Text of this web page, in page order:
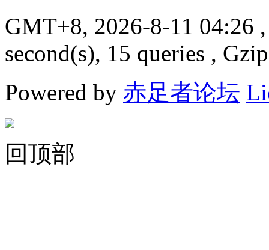
GMT+8, 2026-8-11 04:26
second(s), 15 queries ,
Powered by 赤足者论坛
回顶部